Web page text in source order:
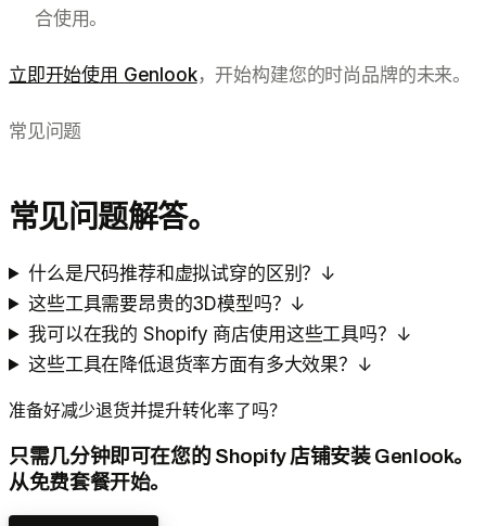
合使用。
立即开始使用 Genlook，开始构建您的时尚品牌的未来。
常见问题
常见问题解答。
什么是尺码推荐和虚拟试穿的区别？ ↓
这些工具需要昂贵的3D模型吗？ ↓
我可以在我的 Shopify 商店使用这些工具吗？ ↓
这些工具在降低退货率方面有多大效果？ ↓
准备好减少退货并提升转化率了吗？
只需几分钟即可在您的 Shopify 店铺安装 Genlook。
从免费套餐开始。